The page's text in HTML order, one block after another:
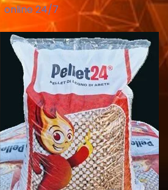
online 24/7